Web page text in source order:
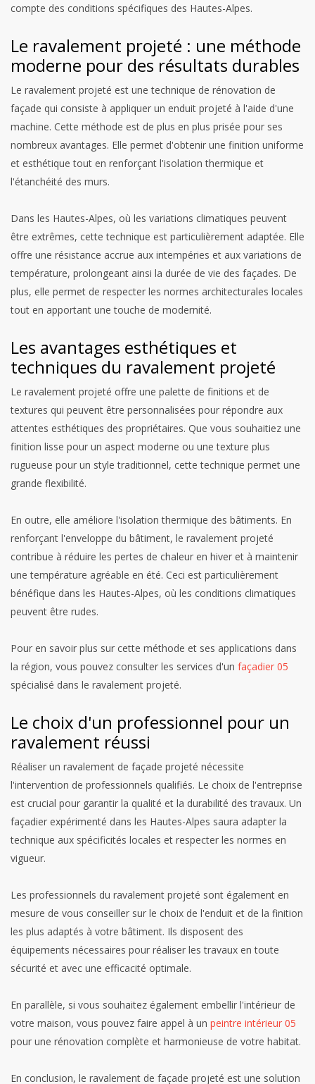
compte des conditions spécifiques des Hautes-Alpes.
Le ravalement projeté : une méthode
moderne pour des résultats durables
Le ravalement projeté est une technique de rénovation de
façade qui consiste à appliquer un enduit projeté à l'aide d'une
machine. Cette méthode est de plus en plus prisée pour ses
nombreux avantages. Elle permet d'obtenir une finition uniforme
et esthétique tout en renforçant l'isolation thermique et
l'étanchéité des murs.
Dans les Hautes-Alpes, où les variations climatiques peuvent
être extrêmes, cette technique est particulièrement adaptée. Elle
offre une résistance accrue aux intempéries et aux variations de
température, prolongeant ainsi la durée de vie des façades. De
plus, elle permet de respecter les normes architecturales locales
tout en apportant une touche de modernité.
Les avantages esthétiques et
techniques du ravalement projeté
Le ravalement projeté offre une palette de finitions et de
textures qui peuvent être personnalisées pour répondre aux
attentes esthétiques des propriétaires. Que vous souhaitiez une
finition lisse pour un aspect moderne ou une texture plus
rugueuse pour un style traditionnel, cette technique permet une
grande flexibilité.
En outre, elle améliore l'isolation thermique des bâtiments. En
renforçant l'enveloppe du bâtiment, le ravalement projeté
contribue à réduire les pertes de chaleur en hiver et à maintenir
une température agréable en été. Ceci est particulièrement
bénéfique dans les Hautes-Alpes, où les conditions climatiques
peuvent être rudes.
Pour en savoir plus sur cette méthode et ses applications dans
la région, vous pouvez consulter les services d'un façadier 05
spécialisé dans le ravalement projeté.
Le choix d'un professionnel pour un
ravalement réussi
Réaliser un ravalement de façade projeté nécessite
l'intervention de professionnels qualifiés. Le choix de l'entreprise
est crucial pour garantir la qualité et la durabilité des travaux. Un
façadier expérimenté dans les Hautes-Alpes saura adapter la
technique aux spécificités locales et respecter les normes en
vigueur.
Les professionnels du ravalement projeté sont également en
mesure de vous conseiller sur le choix de l'enduit et de la finition
les plus adaptés à votre bâtiment. Ils disposent des
équipements nécessaires pour réaliser les travaux en toute
sécurité et avec une efficacité optimale.
En parallèle, si vous souhaitez également embellir l'intérieur de
votre maison, vous pouvez faire appel à un peintre intérieur 05
pour une rénovation complète et harmonieuse de votre habitat.
En conclusion, le ravalement de façade projeté est une solution